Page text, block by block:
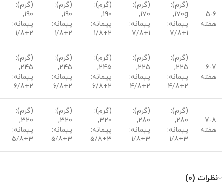
5-6
هفته
(گرم):
170g,
پیمانه:
1+7/8
(گرم):
170,
پیمانه:
1+7/8
(گرم):
190,
پیمانه:
2+1/8
(گرم):
190,
پیمانه:
2+1/8
(گرم):
190,
پیمانه:
2+1/8
6-7
هفته
(گرم):
225,
پیمانه:
2+4/8
(گرم):
225,
پیمانه:
2+4/8
(گرم):
245,
پیمانه:
2+6/8
(گرم):
245,
پیمانه:
2+6/8
(گرم):
245,
پیمانه:
2+6/8
7-8
هفته
(گرم):
280,
پیمانه:
3+1/8
(گرم):
280,
پیمانه:
3+1/8
(گرم):
320,
پیمانه:
3+5/8
(گرم):
320,
پیمانه:
3+5/8
(گرم):
320,
پیمانه:
3+5/8
نظرات (0)